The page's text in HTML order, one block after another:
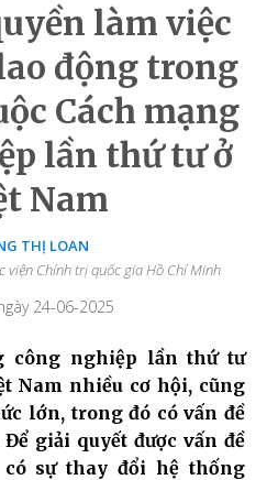
làm việc
động trong
Cách mạng
lần thứ tư ở
Nam
THỊ LOAN
viện Chính trị quốc gia Hồ Chí Minh
24-06-2025
công nghiệp lần thứ tư
Nam nhiều cơ hội, cũng
lớn, trong đó có vấn đề
giải quyết được vấn đề
có sự thay đổi hệ thống